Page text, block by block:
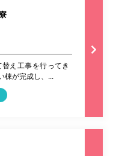
え工事を行ってき
棟が完成し、...